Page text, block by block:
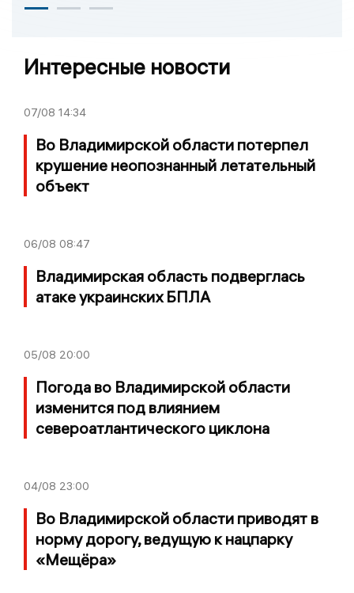
Интересные новости
07/08 14:34
Во Владимирской области потерпел
крушение неопознанный летательный
объект
06/08 08:47
Владимирская область подверглась
атаке украинских БПЛА
05/08 20:00
Погода во Владимирской области
изменится под влиянием
североатлантического циклона
04/08 23:00
Во Владимирской области приводят в
норму дорогу, ведущую к нацпарку
«Мещёра»